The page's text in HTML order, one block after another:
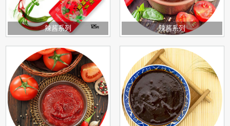
辣酱系列 辣酱系列